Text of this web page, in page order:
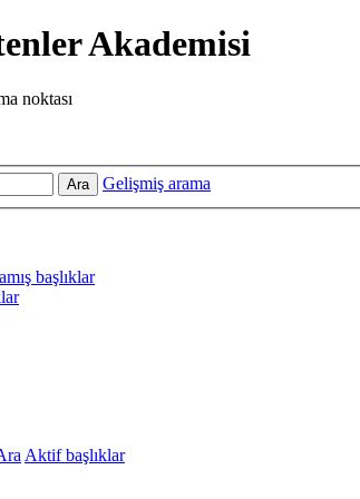
Akademisi
noktası
Ara Gelişmiş arama
başlıklar
Aktif başlıklar